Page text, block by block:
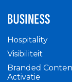
BUSINESS
Hospitality
Visibiliteit
Branded
Activatie